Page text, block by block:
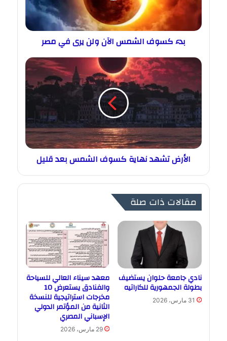
بدء كسوف الشمس الآن ولن يرى في مصر
الأرض تشهد نهاية كسوف الشمس بعد قليل
مقالات ذات صلة
نادي جامعة حلوان يستضيف
بطولة الجمهورية للكاراتيه
31 مارس، 2026
معهد سيناء العالي للسياحة
والفنادق يستعرض 10
مخرجات استراتيجية للنسخة
الثانية من المؤتمر الدولي
الإسباني المصري
29 مارس، 2026